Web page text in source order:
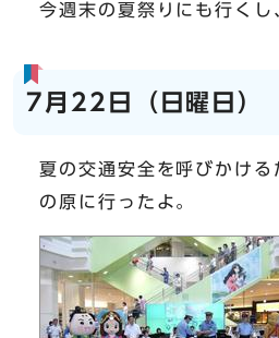
今週末の夏祭りにも行くし
7月22日（日曜日）
夏の交通安全を呼びかけ
の原に行ったよ。